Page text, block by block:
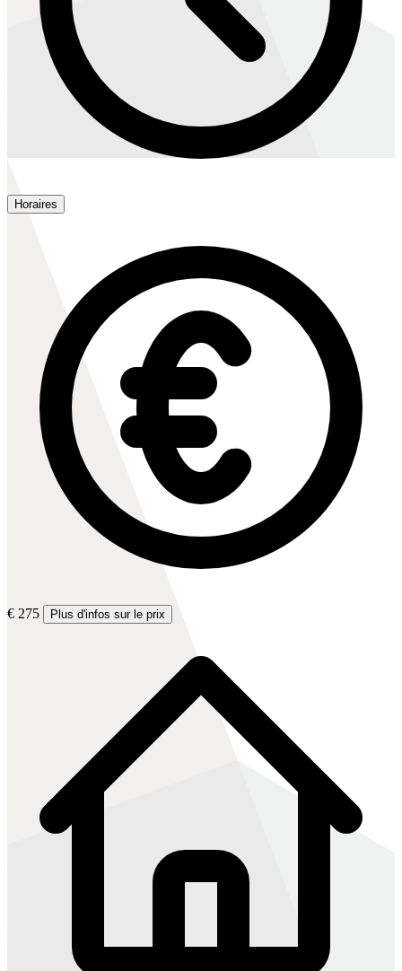
Horaires
€ 275 Plus d'infos sur le prix